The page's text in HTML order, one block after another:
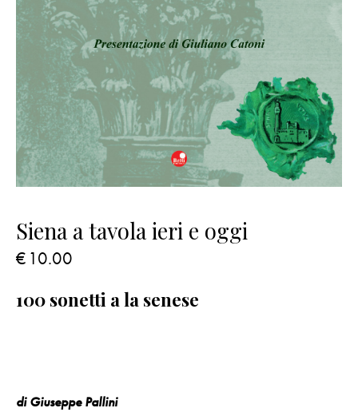
Siena a tavola ieri e oggi
€ 10.00
100 sonetti a la senese
di Giuseppe Pallini